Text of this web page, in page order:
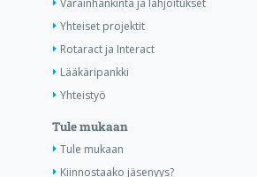
Varainhankinta ja lahjoitukset
Yhteiset projektit
Rotaract ja Interact
Lääkäripankki
Yhteistyö
Tule mukaan
Tule mukaan
Kiinnostaako jäsenyys?